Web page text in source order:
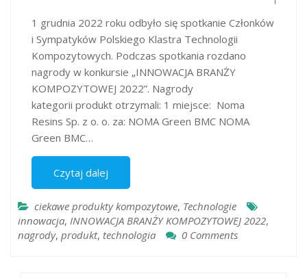
1 grudnia 2022 roku odbyło się spotkanie Członków
i Sympatyków Polskiego Klastra Technologii
Kompozytowych. Podczas spotkania rozdano
nagrody w konkursie „INNOWACJA BRANŻY
KOMPOZYTOWEJ 2022”. Nagrody
kategorii produkt otrzymali: 1 miejsce: Noma
Resins Sp. z o. o. za: NOMA Green BMC NOMA
Green BMC…
Czytaj dalej
ciekawe produkty kompozytowe, Technologie
innowacja, INNOWACJA BRANŻY KOMPOZYTOWEJ 2022,
nagrody, produkt, technologia 0 Comments